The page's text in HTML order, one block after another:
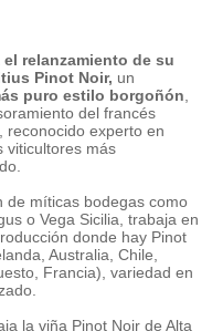
relanzamiento de su
Pinot Noir, un
puro estilo borgoñón
del francés
reconocido experto en
viticultores más
de míticas bodegas como
o Vega Sicilia, trabaja en
donde hay Pinot
Australia, Chile,
Francia), variedad en
la viña Pinot Noir de Alta